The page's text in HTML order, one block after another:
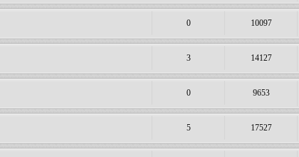
0 10097
3 14127
0 9653
5 17527